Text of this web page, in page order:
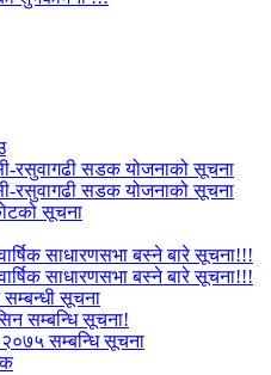
रसुवागढी सडक योजनाको सूचना
रसुवागढी सडक योजनाको सूचना
सूचना
साधारणसभा बस्ने बारे सूचना!!!
साधारणसभा बस्ने बारे सूचना!!!
सूचना
सम्बन्धि सूचना!
२०७५ सम्बन्धि सूचना